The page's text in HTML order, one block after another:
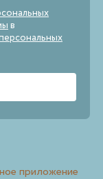
в